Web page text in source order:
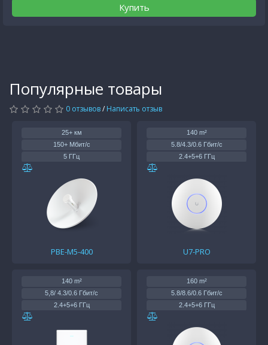
Купить
Популярные товары
0 отзывов/ Написать отзыв
25+ км
150+ Мбит/с
5 ГГц
PoE
PBE-M5-400
140 m²
5.8/4.3/0.6 Гбит/с
2.4+5+6 ГГц
PoE+
22/26/23 дБм
U7-PRO
140 m²
5,8/ 4.3/0.6 Гбит/с
2.4+5+6 ГГц
PoE+
160 m²
5.8/8.6/0.6 Гбит/с
2.4+5+6 ГГц
PoE+
23/29/23 дБм